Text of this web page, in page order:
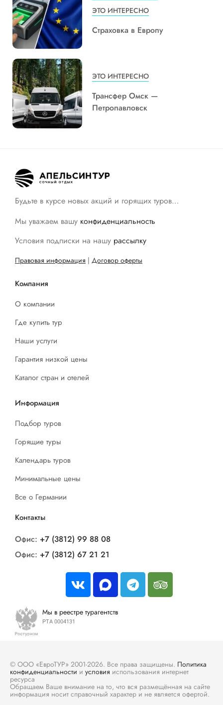
ЭТО ИНТЕРЕСНО
Страховка в Европу
ЭТО ИНТЕРЕСНО
Трансфер Омск —
Петропавловск
Будьте в курсе новых акций и горящих туров…
Мы уважаем вашу конфиденциальность
Условия подписки на нашу рассылку
Правовая информация | Договор оферты
Компания
О компании
Где купить тур
Наши услуги
Гарантия низкой цены
Каталог стран и отелей
Информация
Подбор туров
Горящие туры
Календарь туров
Минимальные цены
Все о Германии
Контакты
Офис: +7 (3812) 99 88 08
Офис: +7 (3812) 67 21 21
Мы в реестре турагентств
РТА 0004131
© ООО «ЕвроТУР» 2001-2026. Все права защищены. Политика
конфиденциальности и условия использования интернет
ресурса
Обращаем Ваше внимание на то, что вся размещённая на сайте
информация носит справочный характер и не является офертой.